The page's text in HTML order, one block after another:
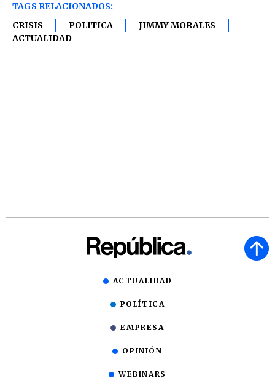
TAGS RELACIONADOS:
CRISIS
POLITICA
JIMMY MORALES
ACTUALIDAD
ACTUALIDAD
POLÍTICA
EMPRESA
OPINIÓN
WEBINARS